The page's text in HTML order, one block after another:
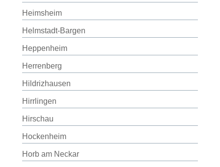
Heimsheim
Helmstadt-Bargen
Heppenheim
Herrenberg
Hildrizhausen
Hirrlingen
Hirschau
Hockenheim
Horb am Neckar